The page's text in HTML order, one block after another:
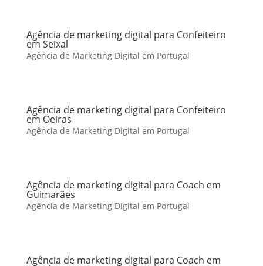
Agência de marketing digital para Confeiteiro
em Seixal
Agência de Marketing Digital em Portugal
Agência de marketing digital para Confeiteiro
em Oeiras
Agência de Marketing Digital em Portugal
Agência de marketing digital para Coach em
Guimarães
Agência de Marketing Digital em Portugal
Agência de marketing digital para Coach em